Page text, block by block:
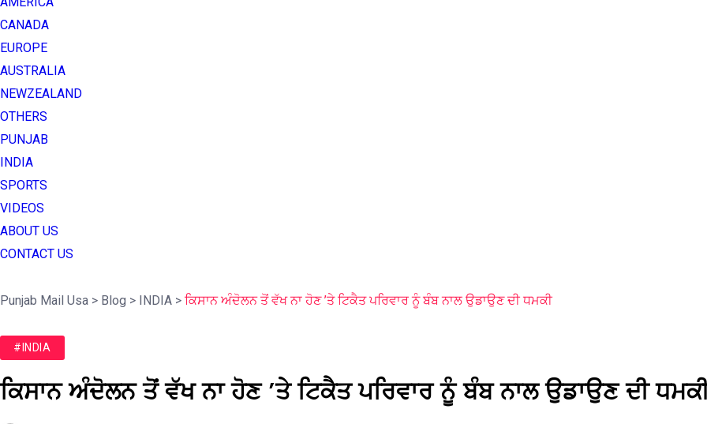
CANADA
EUROPE
AUSTRALIA
NEWZEALAND
OTHERS
PUNJAB
INDIA
SPORTS
VIDEOS
ABOUT US
CONTACT US
Punjab Mail Usa > Blog > INDIA > ਕਿਸਾਨ ਅੰਦੋਲਨ ਤੋਂ ਵੱਖ ਨਾ ਹੋਣ ’ਤੇ ਟਿਕੈਤ ਪਰਿਵਾਰ ਨੂੰ ਬੰਬ ਨਾਲ ਉਡਾਉਣ ਦੀ ਧਮਕੀ
#INDIA
ਕਿਸਾਨ ਅੰਦੋਲਨ ਤੋਂ ਵੱਖ ਨਾ ਹੋਣ ’ਤੇ ਟਿਕੈਤ ਪਰਿਵਾਰ ਨੂੰ ਬੰਬ ਨਾਲ ਉਡਾਉਣ ਦੀ